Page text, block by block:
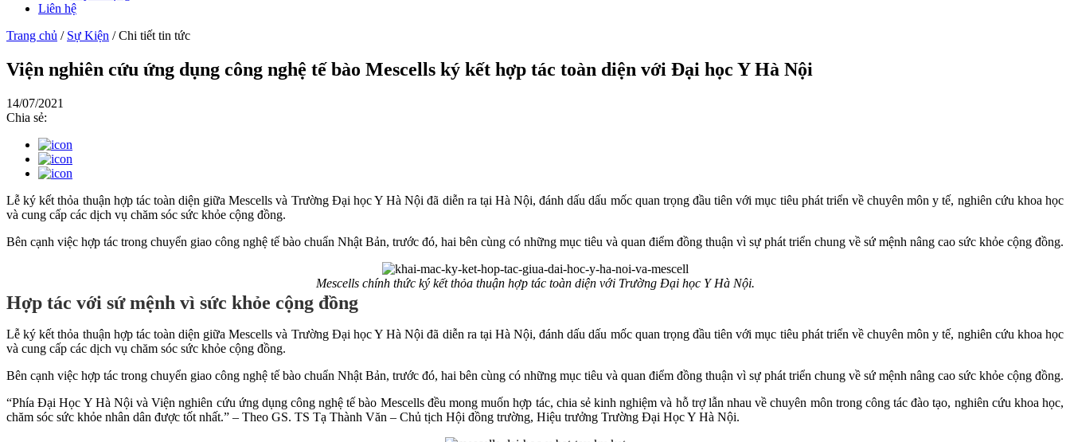
Liên hệ
Trang chủ / Sự Kiện /Chi tiết tin tức
Viện nghiên cứu ứng dụng công nghệ tế bào Mescells ký kết hợp tác toàn diện với Đại học Y Hà Nội
14/07/2021
Chia sẻ:
Lễ ký kết thỏa thuận hợp tác toàn diện giữa Mescells và Trường Đại học Y Hà Nội đã diễn ra tại Hà Nội, đánh dấu dấu mốc quan trọng đầu tiên với mục tiêu phát triển về chuyên môn y tế, nghiên cứu khoa học
và cung cấp các dịch vụ chăm sóc sức khỏe cộng đồng.
Bên cạnh việc hợp tác trong chuyển giao công nghệ tế bào chuẩn Nhật Bản, trước đó, hai bên cùng có những mục tiêu và quan điểm đồng thuận vì sự phát triển chung về sứ mệnh nâng cao sức khỏe cộng đồng.
Mescells chính thức ký kết thỏa thuận hợp tác toàn diện với Trường Đại học Y Hà Nội.
Hợp tác với sứ mệnh vì sức khỏe cộng đồng
Lễ ký kết thỏa thuận hợp tác toàn diện giữa Mescells và Trường Đại học Y Hà Nội đã diễn ra tại Hà Nội, đánh dấu dấu mốc quan trọng đầu tiên với mục tiêu phát triển về chuyên môn y tế, nghiên cứu khoa học
và cung cấp các dịch vụ chăm sóc sức khỏe cộng đồng.
Bên cạnh việc hợp tác trong chuyển giao công nghệ tế bào chuẩn Nhật Bản, trước đó, hai bên cùng có những mục tiêu và quan điểm đồng thuận vì sự phát triển chung về sứ mệnh nâng cao sức khỏe cộng đồng.
“Phía Đại Học Y Hà Nội và Viện nghiên cứu ứng dụng công nghệ tế bào Mescells đều mong muốn hợp tác, chia sẻ kinh nghiệm và hỗ trợ lẫn nhau về chuyên môn trong công tác đào tạo, nghiên cứu khoa học,
chăm sóc sức khỏe nhân dân được tốt nhất.” – Theo GS. TS Tạ Thành Văn – Chủ tịch Hội đồng trường, Hiệu trưởng Trường Đại Học Y Hà Nội.